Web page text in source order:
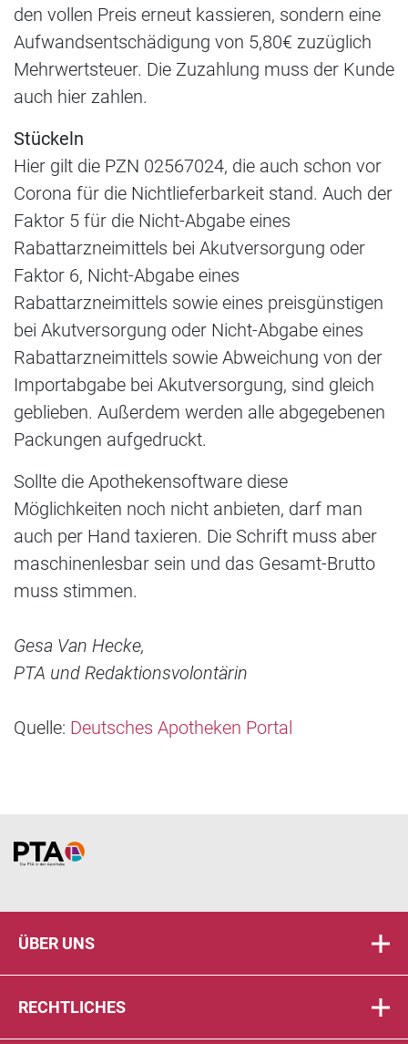
den vollen Preis erneut kassieren, sondern eine
Aufwandsentschädigung von 5,80€ zuzüglich
Mehrwertsteuer. Die Zuzahlung muss der Kunde
auch hier zahlen.
Stückeln
Hier gilt die PZN 02567024, die auch schon vor
Corona für die Nichtlieferbarkeit stand. Auch der
Faktor 5 für die Nicht-Abgabe eines
Rabattarzneimittels bei Akutversorgung oder
Faktor 6, Nicht-Abgabe eines
Rabattarzneimittels sowie eines preisgünstigen
bei Akutversorgung oder Nicht-Abgabe eines
Rabattarzneimittels sowie Abweichung von der
Importabgabe bei Akutversorgung, sind gleich
geblieben. Außerdem werden alle abgegebenen
Packungen aufgedruckt.
Sollte die Apothekensoftware diese
Möglichkeiten noch nicht anbieten, darf man
auch per Hand taxieren. Die Schrift muss aber
maschinenlesbar sein und das Gesamt-Brutto
muss stimmen.
Gesa Van Hecke,
PTA und Redaktionsvolontärin
Quelle: Deutsches Apotheken Portal
Home
ÜBER UNS
RECHTLICHES